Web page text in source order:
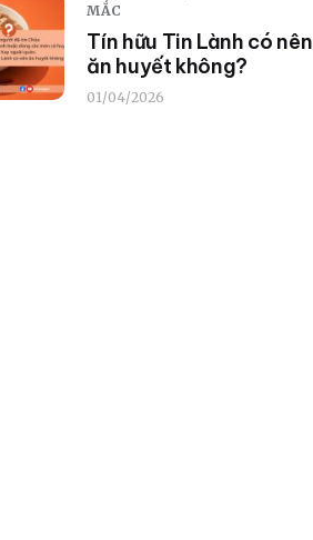
MẮC
Tín hữu Tin Lành có nên
ăn huyết không?
01/04/2026